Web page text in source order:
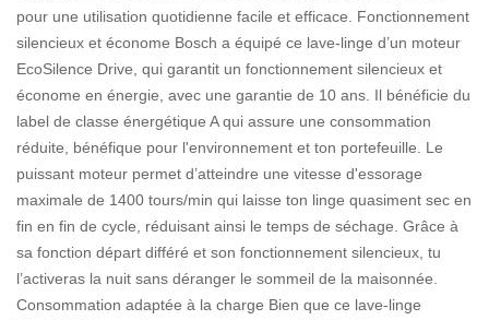
pour une utilisation quotidienne facile et efficace. Fonctionnement
silencieux et économe Bosch a équipé ce lave-linge d’un moteur
EcoSilence Drive, qui garantit un fonctionnement silencieux et
économe en énergie, avec une garantie de 10 ans. Il bénéficie du
label de classe énergétique A qui assure une consommation
réduite, bénéfique pour l'environnement et ton portefeuille. Le
puissant moteur permet d’atteindre une vitesse d'essorage
maximale de 1400 tours/min qui laisse ton linge quasiment sec en
fin en fin de cycle, réduisant ainsi le temps de séchage. Grâce à
sa fonction départ différé et son fonctionnement silencieux, tu
l’activeras la nuit sans déranger le sommeil de la maisonnée.
Consommation adaptée à la charge Bien que ce lave-linge